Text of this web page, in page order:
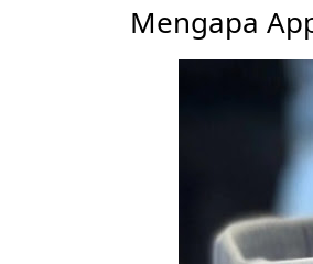
Mengapa